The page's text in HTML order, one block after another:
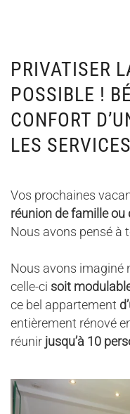
PRIVATISER
POSSIBLE !
CONFORT
LES
Vos prochaines
réunion de famille
Nous avons pensé à
Nous avons imaginé
celle-ci soit
ce bel appartement
entièrement rénové
réunir jusqu’à 10